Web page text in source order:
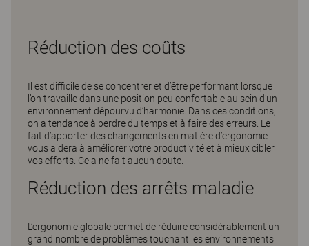
Réduction des coûts
Il est difficile de se concentrer et d’être performant lorsque
l’on travaille dans une position peu confortable au sein d’un
environnement dépourvu d’harmonie. Dans ces conditions,
on a tendance à perdre du temps et à faire des erreurs. Le
fait d’apporter des changements en matière d’ergonomie
vous aidera à améliorer votre productivité et à mieux cibler
vos efforts. Cela ne fait aucun doute.
Réduction des arrêts maladie
L’ergonomie globale permet de réduire considérablement un
grand nombre de problèmes touchant les environnements